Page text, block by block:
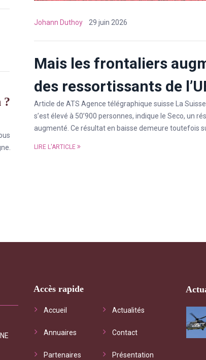
Johann Duthoy 29 juin 2026
Mais les frontaliers
des ressortissants de
Article de ATS Agence télégraphique suisse La
s’est élevé à 50’900 personnes, indique le Seco, un
augmenté. Ce résultat en baisse demeure toutefois
LIRE L'ARTICLE
?
Accès rapide
Accueil Actualités
Annuaires Contact
Partenaires Présentation
"Le Guichet d'informations
les services adéquats à vos